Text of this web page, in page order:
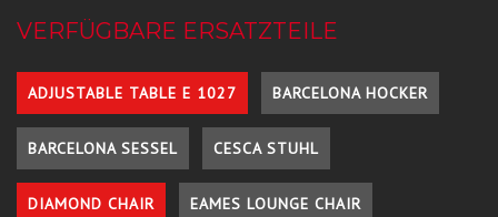
VERFÜGBARE ERSATZTEILE
ADJUSTABLE TABLE E 1027 BARCELONA HOCKER
BARCELONA SESSEL CESCA STUHL
DIAMOND CHAIR EAMES LOUNGE CHAIR